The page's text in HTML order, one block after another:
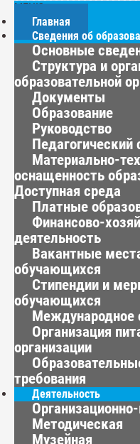
МЕНЮ
Главная
Сведения об
Основные
Структура и
образовательной
Документы
Образование
Руководство
Педагогический
Материально-
оснащенность
Доступная среда
Платные
Финансово-
деятельность
Вакантные
обучающихся
Стипендии и
обучающихся
Международное
Организация
организации
требования
Деятельность
Методическая
Музейная